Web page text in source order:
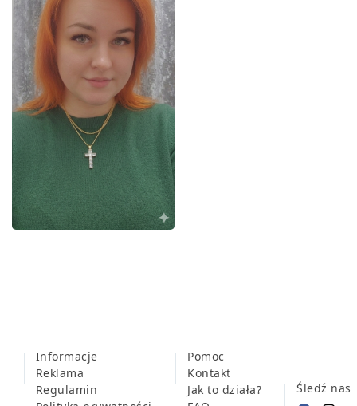
Informacje
Reklama
Regulamin
Pomoc
Kontakt
Jak to działa?
Śledź nas